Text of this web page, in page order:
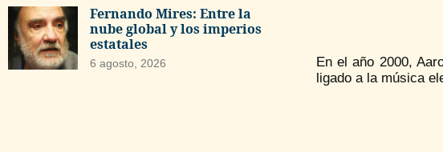
Fernando Mires: Entre la
nube global y los imperios
estatales
6 agosto, 2026
En el año 2000,
ligado a la música